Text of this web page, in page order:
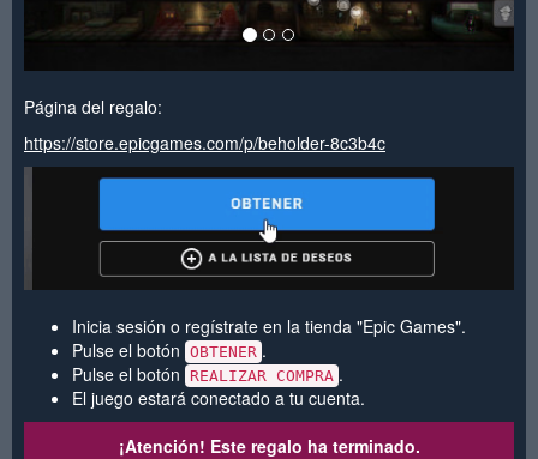
Página del regalo:
https://store.epicgames.com/p/beholder-8c3b4c
Inicia sesión o regístrate en la tienda "Epic Games".
Pulse el botón OBTENER .
Pulse el botón
REALIZAR COMPRA .
El juego estará conectado a tu cuenta.
¡Atención! Este regalo ha terminado.